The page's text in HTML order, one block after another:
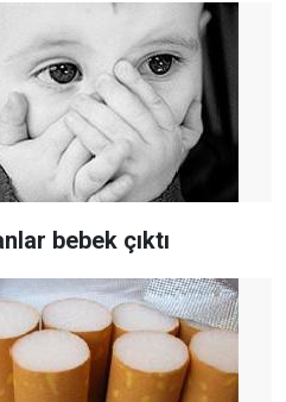
bebek çıktı